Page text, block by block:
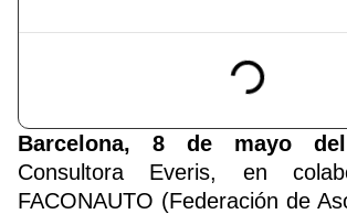
Barcelona, 8 de mayo
Consultora Everis, en
FACONAUTO (Federación de